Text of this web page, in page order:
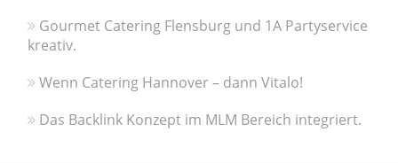
Gourmet Catering Flensburg und 1A Partyservice
kreativ.
Wenn Catering Hannover – dann Vitalo!
Das Backlink Konzept im MLM Bereich integriert.